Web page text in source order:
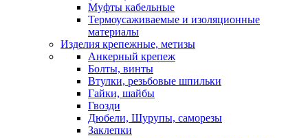
Муфты кабельные
Термоусаживаемые и изоляционные
материалы
Изделия крепежные, метизы
Анкерный крепеж
Болты, винты
Втулки, резьбовые шпильки
Гайки, шайбы
Гвозди
Дюбели, Шурупы, саморезы
Заклепки